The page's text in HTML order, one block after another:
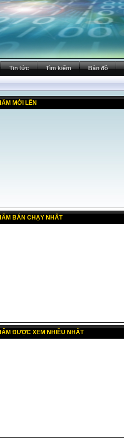
Tin tức Tìm kiếm Bản đồ
MỚI LÊN
BÁN CHẠY NHẤT
ĐƯỢC XEM NHIỀU NHẤT